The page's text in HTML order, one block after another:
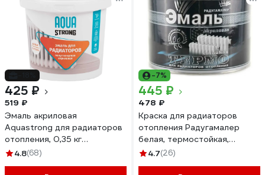
425 ₽
519 ₽
Эмаль акриловая
Aquastrong для радиаторов
отопления, 0,35 кг
4607130863541
4.8(68)
-7%
445 ₽
478 ₽
Краска для радиаторов
отопления Радугамалер
белая, термостойкая,
акриловая, полуглянцевая,
4.7(26)